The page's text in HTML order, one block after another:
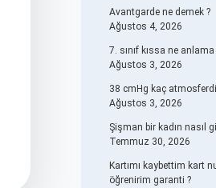
Avantgarde ne demek ?
Ağustos 4, 2026
7. sınıf kıssa ne anlama
Ağustos 3, 2026
38 cmHg kaç
Ağustos 3, 2026
Şişman bir kadın nasıl
Temmuz 30, 2026
Kartımı kaybettim kart
öğrenirim garanti ?